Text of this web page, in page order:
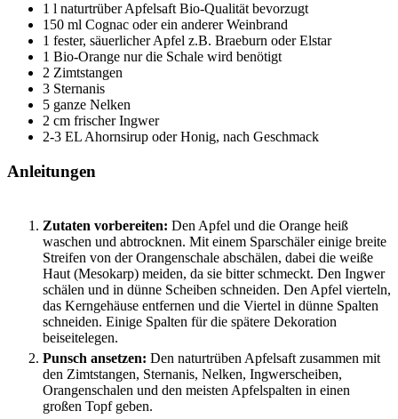
1 l naturtrüber Apfelsaft Bio-Qualität bevorzugt
150 ml Cognac oder ein anderer Weinbrand
1 fester, säuerlicher Apfel z.B. Braeburn oder Elstar
1 Bio-Orange nur die Schale wird benötigt
2 Zimtstangen
3 Sternanis
5 ganze Nelken
2 cm frischer Ingwer
2-3 EL Ahornsirup oder Honig, nach Geschmack
Anleitungen
Zutaten vorbereiten: Den Apfel und die Orange heiß
waschen und abtrocknen. Mit einem Sparschäler einige breite
Streifen von der Orangenschale abschälen, dabei die weiße
Haut (Mesokarp) meiden, da sie bitter schmeckt. Den Ingwer
schälen und in dünne Scheiben schneiden. Den Apfel vierteln,
das Kerngehäuse entfernen und die Viertel in dünne Spalten
schneiden. Einige Spalten für die spätere Dekoration
beiseitelegen.
Punsch ansetzen: Den naturtrüben Apfelsaft zusammen mit
den Zimtstangen, Sternanis, Nelken, Ingwerscheiben,
Orangenschalen und den meisten Apfelspalten in einen
großen Topf geben.